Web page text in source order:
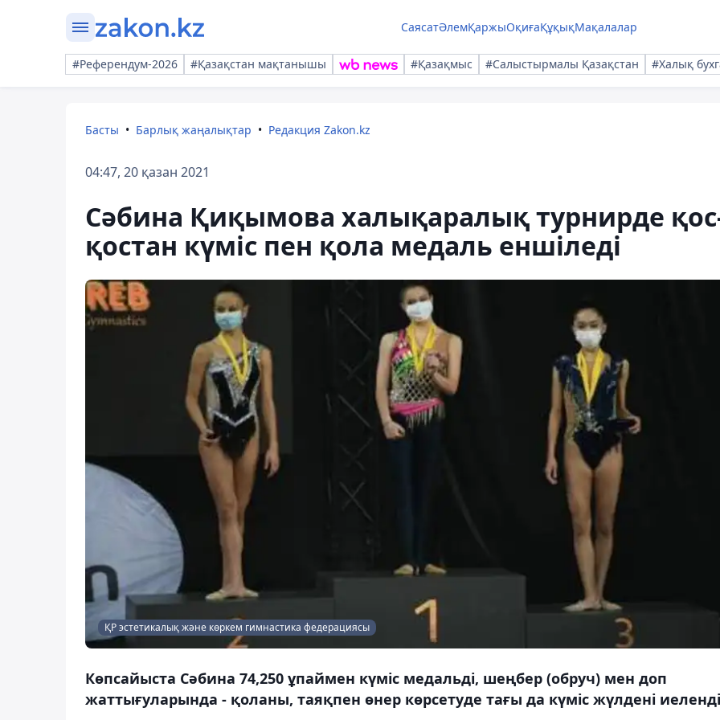
СаясатӘлемҚаржыОқиғаҚұқықМақалалар
#Референдум-2026 #Қазақстан мақтанышы #Қазақмыс #Салыстырмалы Қазақстан #Халық
Басты Барлық жаңалықтар Редакция Zakon.kz
04:47, 20 қазан 2021
Сәбина Қиқымова халықаралық турнирде
қостан күміс пен қола медаль еншіледі
ҚР эстетикалық және көркем гимнастика федерациясы
Көпсайыста Сәбина 74,250 ұпаймен күміс медальді, шеңбер (обруч) мен доп
жаттығуларында - қоланы, таяқпен өнер көрсетуде тағы да күміс жүлдені